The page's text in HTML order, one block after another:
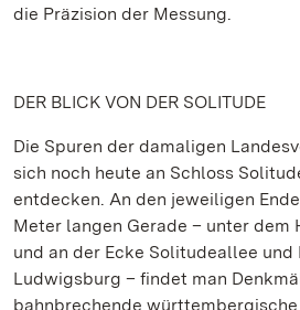
die Präzision der Messung.
DER BLICK VON DER SOLITUDE
Die Spuren der damaligen
sich noch heute an Schloss
entdecken. An den jeweiligen
Meter langen Gerade – unter dem
und an der Ecke Solitudeallee und
Ludwigsburg – findet man
bahnbrechende